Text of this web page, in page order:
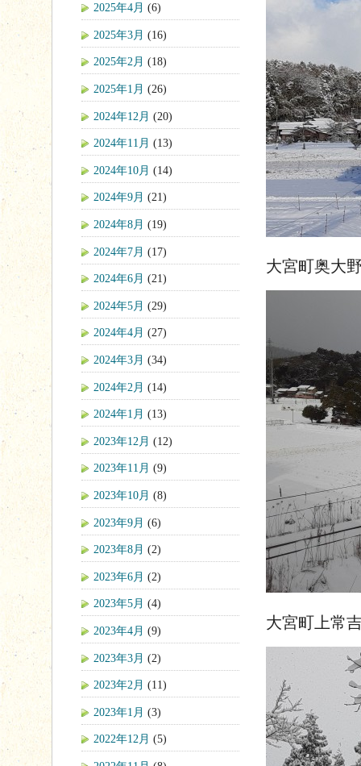
大宮町奥大
大宮町上常
2025年4月 (6)
2025年3月 (16)
2025年2月 (18)
2025年1月 (26)
2024年12月 (20)
2024年11月 (13)
2024年10月 (14)
2024年9月 (21)
2024年8月 (19)
2024年7月 (17)
2024年6月 (21)
2024年5月 (29)
2024年4月 (27)
2024年3月 (34)
2024年2月 (14)
2024年1月 (13)
2023年12月 (12)
2023年11月 (9)
2023年10月 (8)
2023年9月 (6)
2023年8月 (2)
2023年6月 (2)
2023年5月 (4)
2023年4月 (9)
2023年3月 (2)
2023年2月 (11)
2023年1月 (3)
2022年12月 (5)